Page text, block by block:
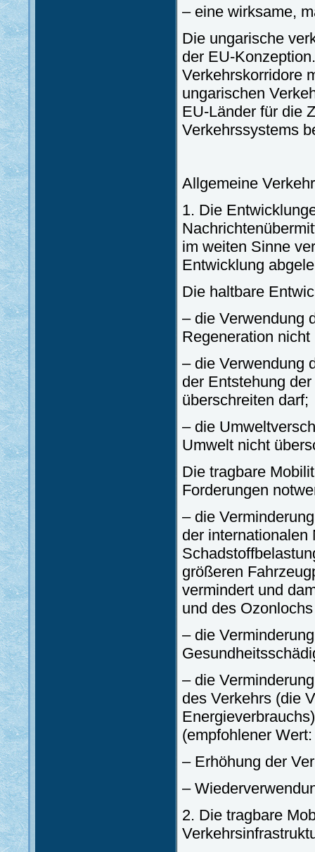
– eine wirksame,
Die ungarische
der EU-
Verkehrskorridore
ungarischen
EU-Länder für die
Verkehrssystems
Allgemeine
1. Die
im weiten Sinne
Entwicklung
Die haltbare
– die Verwendung
Regeneration
– die Verwendung
der Entstehung
überschreiten darf;
– die
Umwelt nicht
Die tragbare
Forderungen
– die
der internationalen
größeren
vermindert und
und des
– die
– die
des Verkehrs (die
(empfohlener
– Erhöhung der
–
2. Die tragbare